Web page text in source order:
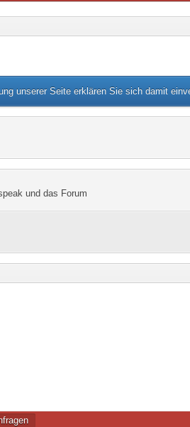
unserer Seite erklären Sie sich damit
und das Forum